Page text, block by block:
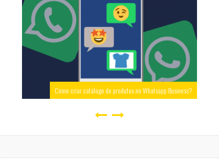
Como criar catálogo de produtos no Whatsapp Business?